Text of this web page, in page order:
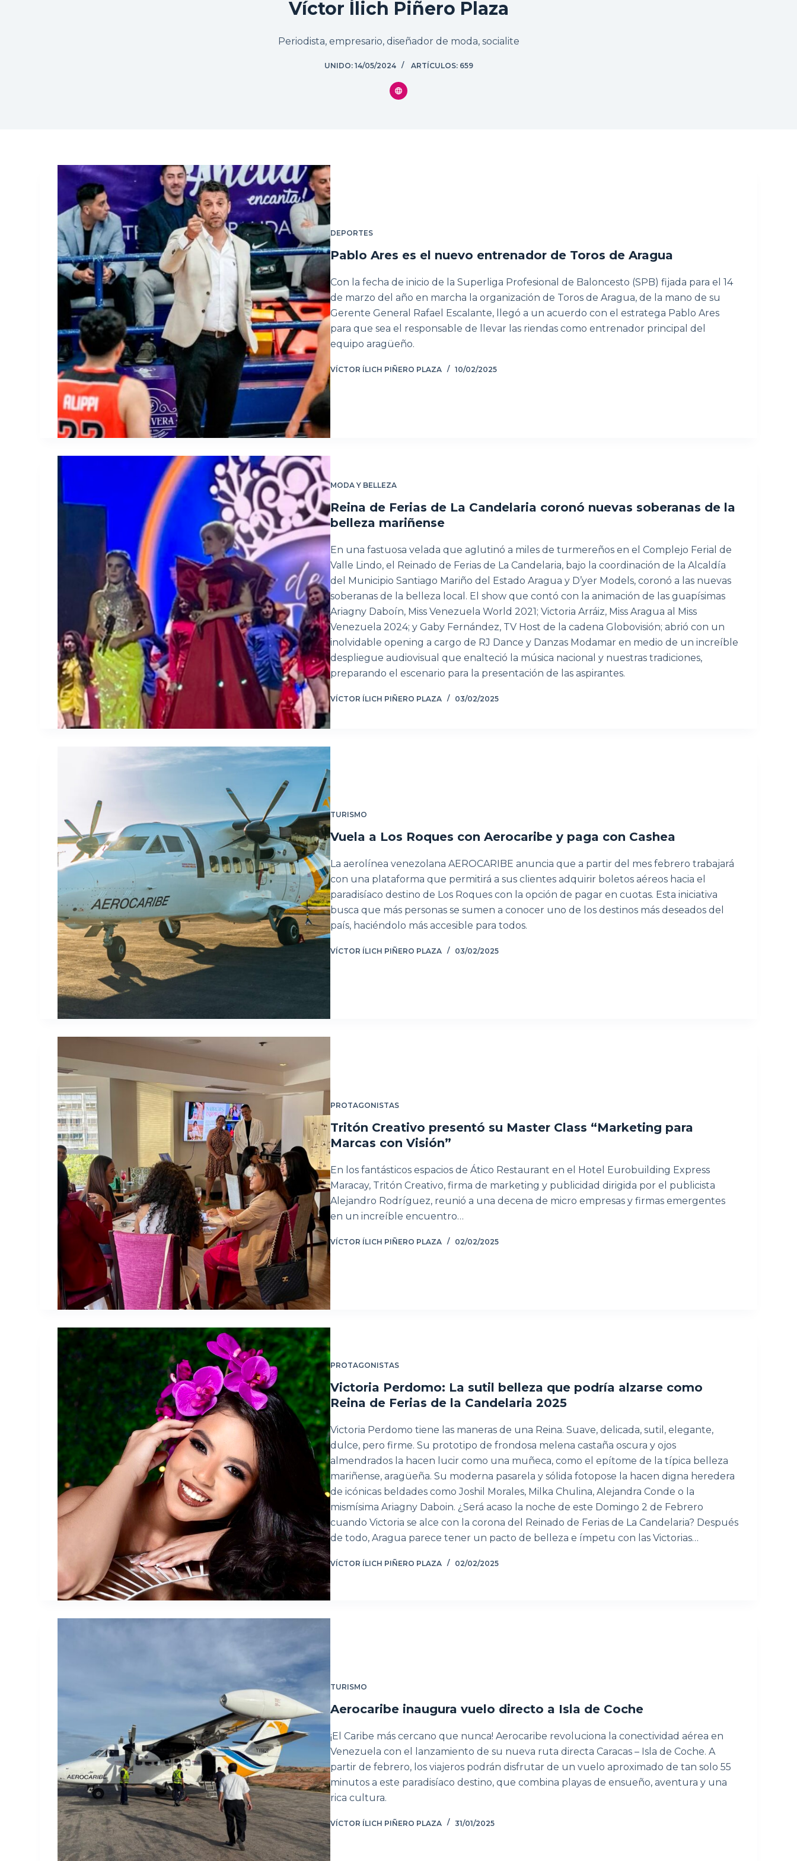
Víctor Ílich Piñero Plaza
Periodista, empresario, diseñador de moda, socialite
UNIDO: 14/05/2024 ARTÍCULOS: 659
DEPORTES
Pablo Ares es el nuevo entrenador de Toros de Aragua
Con la fecha de inicio de la Superliga Profesional de Baloncesto (SPB) fijada para el 14
de marzo del año en marcha la organización de Toros de Aragua, de la mano de su
Gerente General Rafael Escalante, llegó a un acuerdo con el estratega Pablo Ares
para que sea el responsable de llevar las riendas como entrenador principal del
equipo aragüeño.
VÍCTOR ÍLICH PIÑERO PLAZA 10/02/2025
MODA Y BELLEZA
Reina de Ferias de La Candelaria coronó nuevas soberanas de la
belleza mariñense
En una fastuosa velada que aglutinó a miles de turmereños en el Complejo Ferial de
Valle Lindo, el Reinado de Ferias de La Candelaria, bajo la coordinación de la Alcaldía
del Municipio Santiago Mariño del Estado Aragua y D’yer Models, coronó a las nuevas
soberanas de la belleza local. El show que contó con la animación de las guapísimas
Ariagny Daboín, Miss Venezuela World 2021; Victoria Arráiz, Miss Aragua al Miss
Venezuela 2024; y Gaby Fernández, TV Host de la cadena Globovisión; abrió con un
inolvidable opening a cargo de RJ Dance y Danzas Modamar en medio de un increíble
despliegue audiovisual que enalteció la música nacional y nuestras tradiciones,
preparando el escenario para la presentación de las aspirantes.
VÍCTOR ÍLICH PIÑERO PLAZA 03/02/2025
TURISMO
Vuela a Los Roques con Aerocaribe y paga con Cashea
La aerolínea venezolana AEROCARIBE anuncia que a partir del mes febrero trabajará
con una plataforma que permitirá a sus clientes adquirir boletos aéreos hacia el
paradisíaco destino de Los Roques con la opción de pagar en cuotas. Esta iniciativa
busca que más personas se sumen a conocer uno de los destinos más deseados del
país, haciéndolo más accesible para todos.
VÍCTOR ÍLICH PIÑERO PLAZA 03/02/2025
PROTAGONISTAS
Tritón Creativo presentó su Master Class “Marketing para
Marcas con Visión”
En los fantásticos espacios de Ático Restaurant en el Hotel Eurobuilding Express
Maracay, Tritón Creativo, firma de marketing y publicidad dirigida por el publicista
Alejandro Rodríguez, reunió a una decena de micro empresas y firmas emergentes
en un increíble encuentro…
VÍCTOR ÍLICH PIÑERO PLAZA 02/02/2025
PROTAGONISTAS
Victoria Perdomo: La sutil belleza que podría alzarse como
Reina de Ferias de la Candelaria 2025
Victoria Perdomo tiene las maneras de una Reina. Suave, delicada, sutil, elegante,
dulce, pero firme. Su prototipo de frondosa melena castaña oscura y ojos
almendrados la hacen lucir como una muñeca, como el epítome de la típica belleza
mariñense, aragüeña. Su moderna pasarela y sólida fotopose la hacen digna heredera
de icónicas beldades como Joshil Morales, Milka Chulina, Alejandra Conde o la
mismísima Ariagny Daboin. ¿Será acaso la noche de este Domingo 2 de Febrero
cuando Victoria se alce con la corona del Reinado de Ferias de La Candelaria? Después
de todo, Aragua parece tener un pacto de belleza e ímpetu con las Victorias…
VÍCTOR ÍLICH PIÑERO PLAZA 02/02/2025
TURISMO
Aerocaribe inaugura vuelo directo a Isla de Coche
¡El Caribe más cercano que nunca! Aerocaribe revoluciona la conectividad aérea en
Venezuela con el lanzamiento de su nueva ruta directa Caracas – Isla de Coche. A
partir de febrero, los viajeros podrán disfrutar de un vuelo aproximado de tan solo 55
minutos a este paradisíaco destino, que combina playas de ensueño, aventura y una
rica cultura.
VÍCTOR ÍLICH PIÑERO PLAZA 31/01/2025